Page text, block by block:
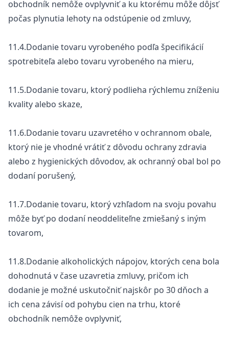
obchodník nemôže ovplyvniť a ku ktorému môže dôjsť
počas plynutia lehoty na odstúpenie od zmluvy,
11.4.Dodanie tovaru vyrobeného podľa špecifikácií
spotrebiteľa alebo tovaru vyrobeného na mieru,
11.5.Dodanie tovaru, ktorý podlieha rýchlemu zníženiu
kvality alebo skaze,
11.6.Dodanie tovaru uzavretého v ochrannom obale,
ktorý nie je vhodné vrátiť z dôvodu ochrany zdravia
alebo z hygienických dôvodov, ak ochranný obal bol po
dodaní porušený,
11.7.Dodanie tovaru, ktorý vzhľadom na svoju povahu
môže byť po dodaní neoddeliteľne zmiešaný s iným
tovarom,
11.8.Dodanie alkoholických nápojov, ktorých cena bola
dohodnutá v čase uzavretia zmluvy, pričom ich
dodanie je možné uskutočniť najskôr po 30 dňoch a
ich cena závisí od pohybu cien na trhu, ktoré
obchodník nemôže ovplyvniť,